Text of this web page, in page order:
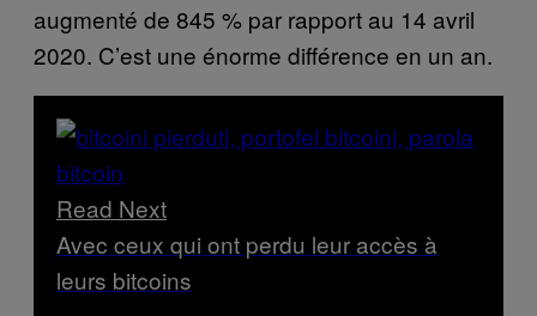
augmenté de 845 % par rapport au 14 avril
2020. C’est une énorme différence en un an.
Read Next
Avec ceux qui ont perdu leur accès à
leurs bitcoins